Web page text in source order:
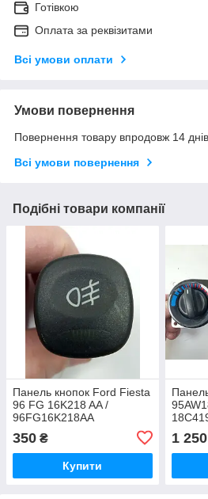
Готівкою
Оплата за реквізитами
Всі умови оплати
Умови повернення
Повернення товару впродовж 14
Всі умови повернення
Подібні товари компанії
Панель кнопок Ford Fiesta
96 FG 16K218 AA /
96FG16K218AA
350 ₴
Купити
1 250